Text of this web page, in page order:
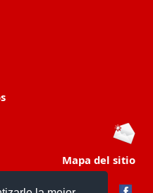
Mapa del sitio